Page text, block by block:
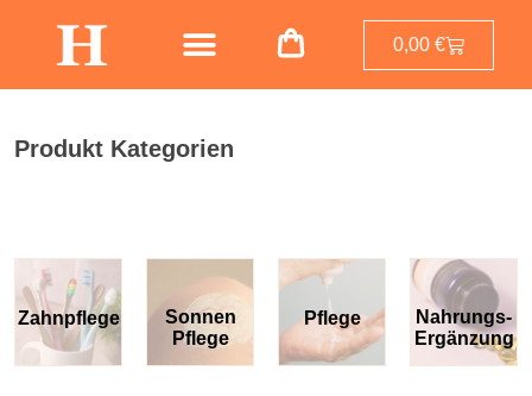
0,00€
Produkt Kategorien
Zahnpflege
Sonnen
Pflege
Pflege
Nahrungs-
Ergänzung